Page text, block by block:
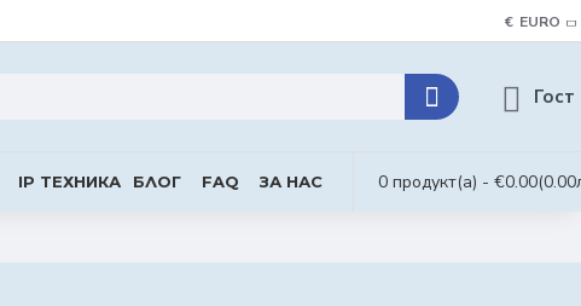
€ EURO
Гост
IP ТЕХНИКА БЛОГ FAQ ЗА НАС 0 продукт(а) - €0.00